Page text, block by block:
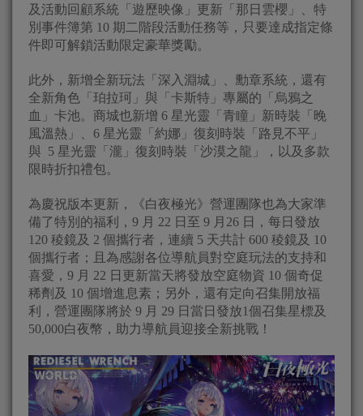
及活動回顧系統「遊歷映像」更新「那日雲櫻」、特
別事件簿第 10 期二階段活動任務等，只要達成指定條
件即可解鎖活動限定豪華獎勵。
此外，新增全新玩法「深入淵城」、勳章系統，還有
全新角色「珀拉珂」與「卡斯特」專屬的「烏鴉之
血」卡池。商城也新增 6 星光靈「青瞳」新時裝「晚
風溫熱」、6 星光靈「約娜」復刻時裝「路見不平」
與 5 星光靈「瀧」復刻時裝「沙漠之龍」，以及多款
限時折扣禮包。
為慶祝版本更新，《白夜極光》營運團隊也為大家準
備了特別的福利，9 月 22 日至 9 月26 日，每日發放
120 稜鏡及 2 個攜行者，連續 5 天共計 600 稜鏡及 10
個攜行者；且為感謝各位導航員對空庭玩法的支持和
喜愛，9 月 22 日更新當天將發放空庭物資 10 個奇促
稀劑及 10 個增進息素；另外，還有定向召集開放福
利，營運團隊將於 9 月 29 日當日發放1個召集星標及
50,000白夜幣，助力導航員迎接全新挑戰！